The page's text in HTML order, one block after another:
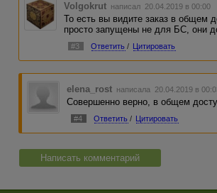
Volgokrut написал 20.04.2019 в 00:00
То есть вы видите заказ в общем
просто запущены не для БС, они
#3 Ответить / Цитировать
elena_rost написала 20.04.2019 в
Совершенно верно, в общем
#4 Ответить / Цитировать
Написать комментарий